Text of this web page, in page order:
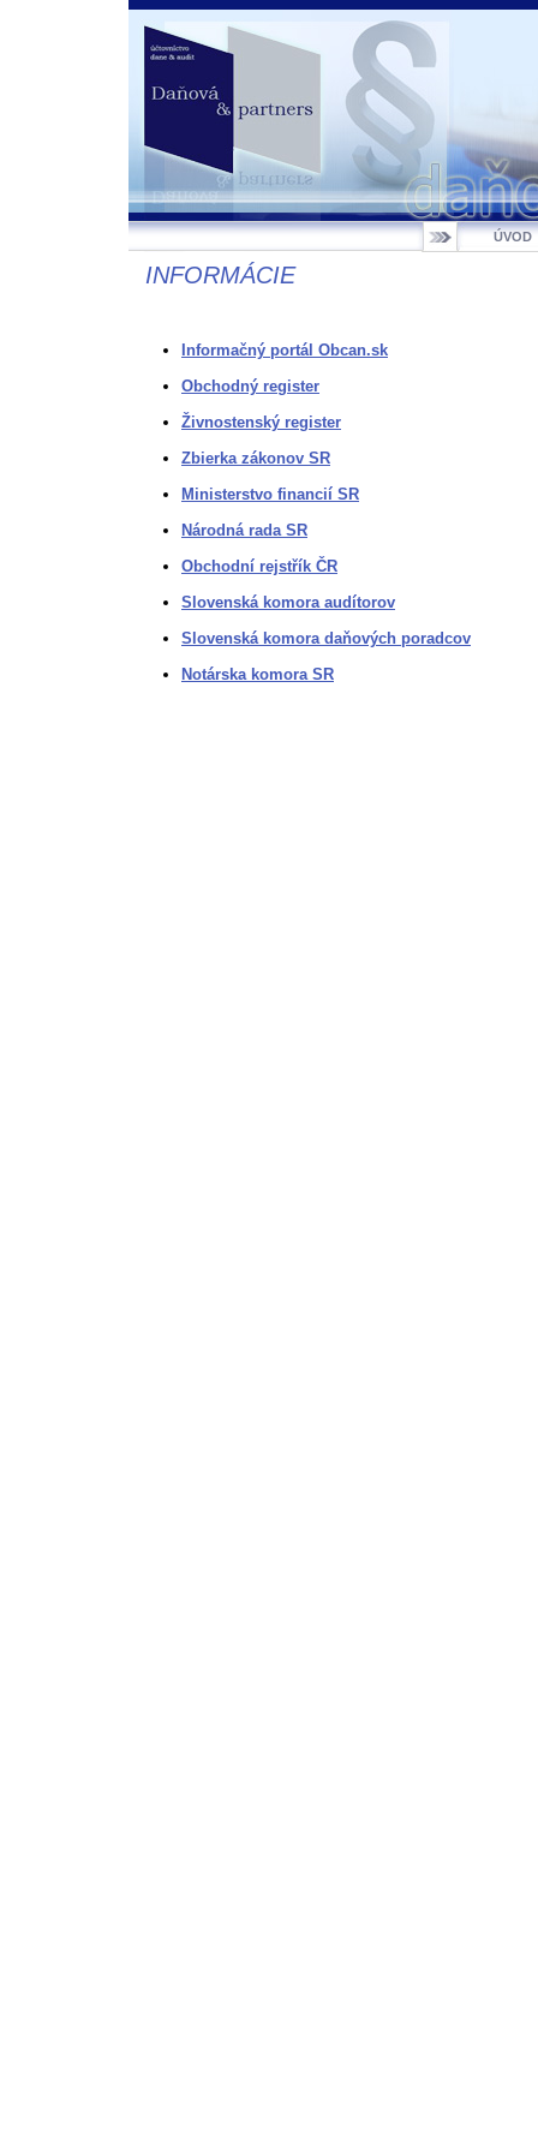
ÚVOD
INFORMÁCIE
Informačný portál Obcan.sk
Obchodný register
Živnostenský register
Zbierka zákonov SR
Ministerstvo financií SR
Národná rada SR
Obchodní rejstřík ČR
Slovenská komora audítorov
Slovenská komora daňových poradcov
Notárska komora SR